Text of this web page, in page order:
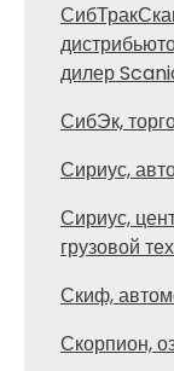
дилер
СибЭк,
Сириус,
Сириус,
грузовой
Скиф,
Скорпион,